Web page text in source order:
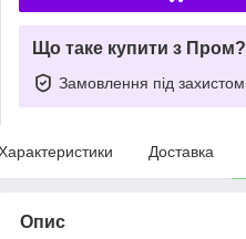
Що таке купити з Пром?
Замовлення під захистом
Доставка
Опис